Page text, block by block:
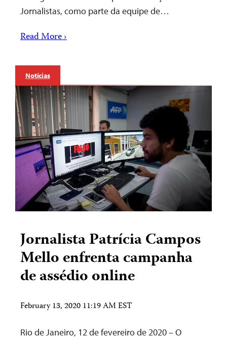
Jornalistas, como parte da equipe de…
Read More ›
Notícias
Jornalista Patrícia Campos
Mello enfrenta campanha
de assédio online
February 13, 2020 11:19 AM EST
Rio de Janeiro, 12 de fevereiro de 2020 – O